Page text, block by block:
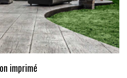
imprimé